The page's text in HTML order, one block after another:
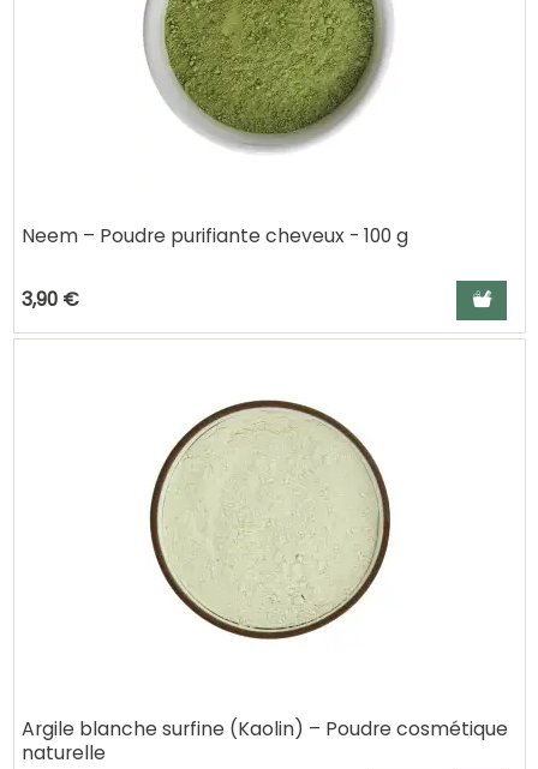
Neem – Poudre purifiante cheveux - 100 g
3,90 € Ajouter
Argile blanche surfine (Kaolin) – Poudre cosmétique
naturelle